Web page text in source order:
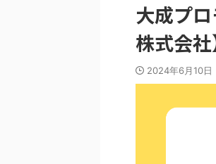
大成プ
株式会
2024年6月10日